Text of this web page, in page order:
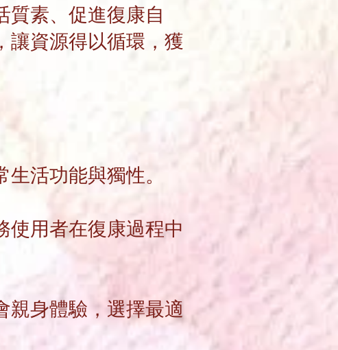
質素、促進復康自
讓資源得以循環，獲
生活功能與獨性。
使用者在復康過程中
親身體驗，選擇最適